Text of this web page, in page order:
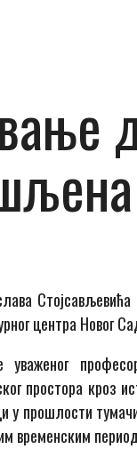
центра Новог
простора кроз
у прошлости
временским